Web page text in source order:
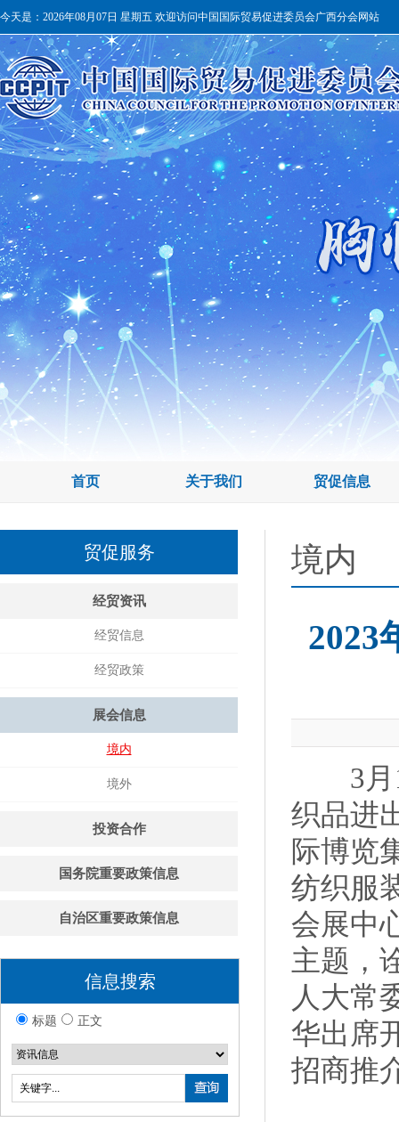
今天是： 2026年08月07日 星期五 欢迎访问中国国际贸易促进委员会广西分会网站
首页 关于我们 贸促信息
贸促服务
经贸资讯
经贸信息
经贸政策
展会信息
境内
境外
投资合作
国务院重要政策信息
自治区重要政策信息
信息搜索
标题 正文
境内
2023
3月
织品进
际博览
纺织服
会展中
主题，
人大常
华出席
招商推